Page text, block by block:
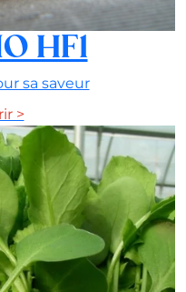
HF1
sa saveur
>